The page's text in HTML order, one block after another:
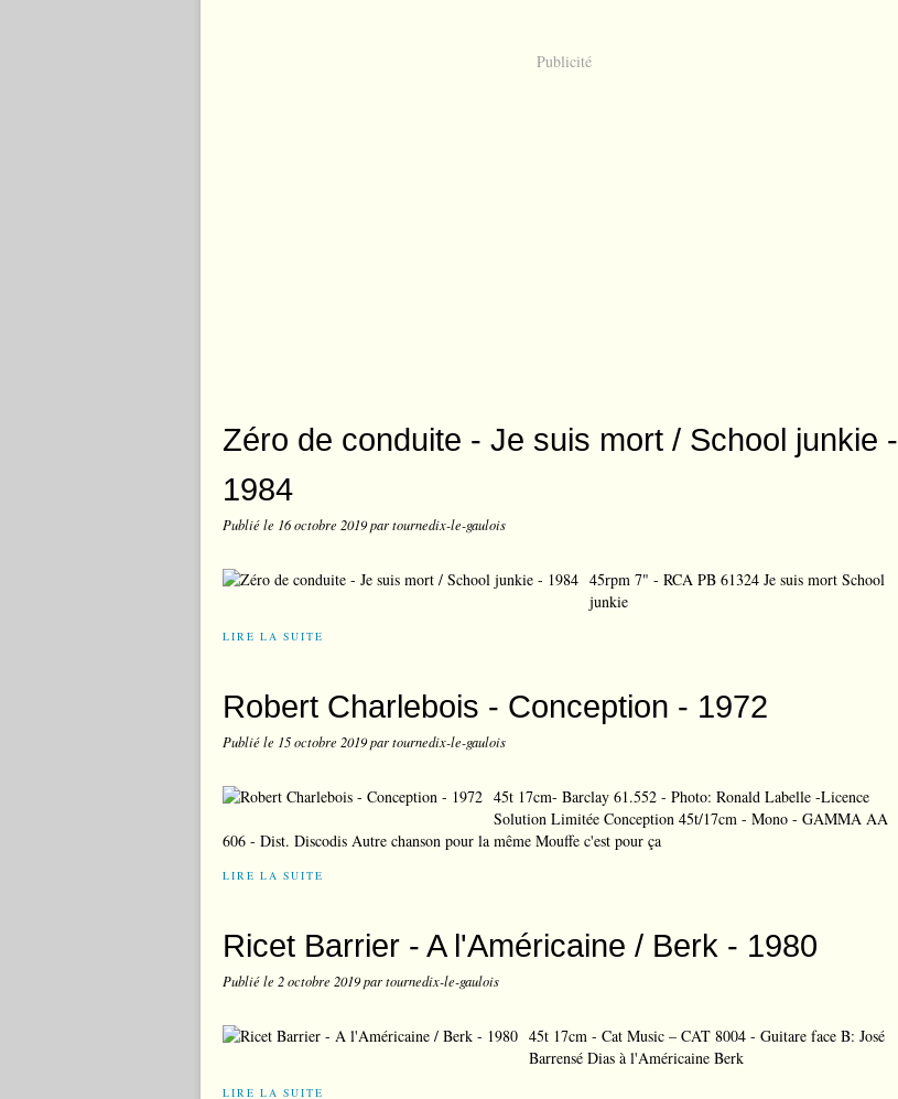
Publicité
Zéro de conduite - Je suis mort / School junkie -
1984
Publié le 16 octobre 2019par tournedix-le-gaulois
45rpm 7" - RCA PB 61324 Je suis mort School
junkie
LIRE LA SUITE
Robert Charlebois - Conception - 1972
Publié le 15 octobre 2019par tournedix-le-gaulois
45t 17cm- Barclay 61.552 - Photo: Ronald Labelle -Licence
Solution Limitée Conception 45t/17cm - Mono - GAMMA AA
606 - Dist. Discodis Autre chanson pour la même Mouffe c'est pour ça
LIRE LA SUITE
Ricet Barrier - A l'Américaine / Berk - 1980
Publié le 2 octobre 2019par tournedix-le-gaulois
45t 17cm - Cat Music – CAT 8004 - Guitare face B: José
Barrensé Dias à l'Américaine Berk
LIRE LA SUITE